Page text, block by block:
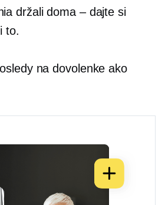
držali doma – dajte si
to.
na dovolenke ako